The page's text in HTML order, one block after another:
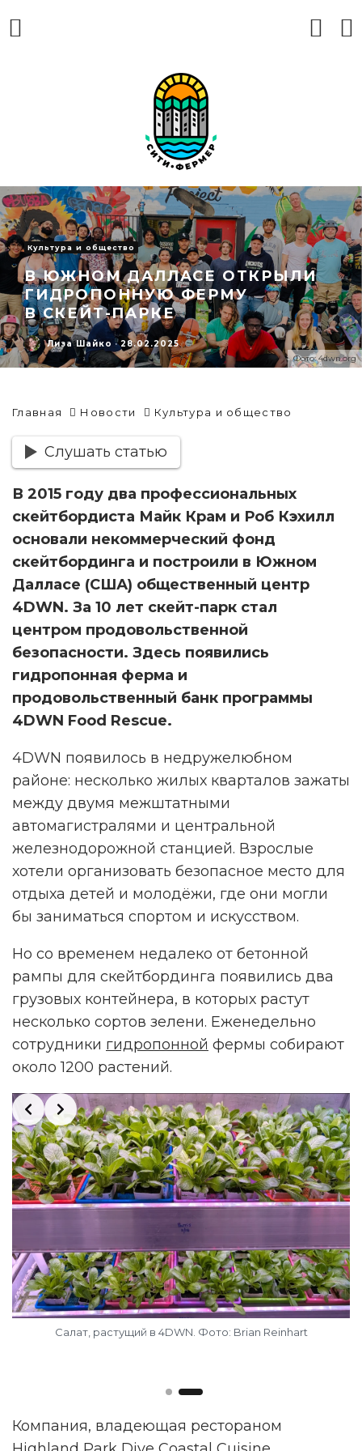
Фото: 4dwn.org
Культура и общество
В ЮЖНОМ ДАЛЛАСЕ ОТКРЫЛИ
ГИДРОПОННУЮ ФЕРМУ
В СКЕЙТ-ПАРКЕ
Лиза Шайко · 28.02.2025
Главная Новости Культура и общество
Слушать статью
В 2015 году два профессиональных
скейтбордиста Майк Крам и Роб Кэхилл
основали некоммерческий фонд
скейтбординга и построили в Южном
Далласе (США) общественный центр
4DWN. За 10 лет скейт-парк стал
центром продовольственной
безопасности. Здесь появились
гидропонная ферма и
продовольственный банк программы
4DWN Food Rescue.
4DWN появилось в недружелюбном
районе: несколько жилых кварталов зажаты
между двумя межштатными
автомагистралями и центральной
железнодорожной станцией. Взрослые
хотели организовать безопасное место для
отдыха детей и молодёжи, где они могли
бы заниматься спортом и искусством.
Но со временем недалеко от бетонной
рампы для скейтбординга появились два
грузовых контейнера, в которых растут
несколько сортов зелени. Еженедельно
сотрудники гидропонной фермы собирают
около 1200 растений.
Салат, растущий в 4DWN. Фото: Brian Reinhart
Slide 2 of 2
Компания, владеющая рестораном